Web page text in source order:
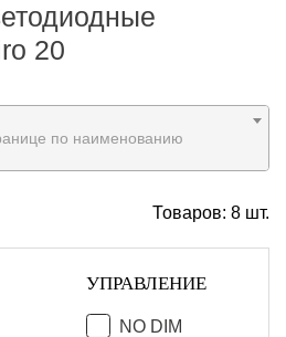
20
по наименованию
Товаров: 8 шт.
УПРАВЛЕНИЕ
NO DIM